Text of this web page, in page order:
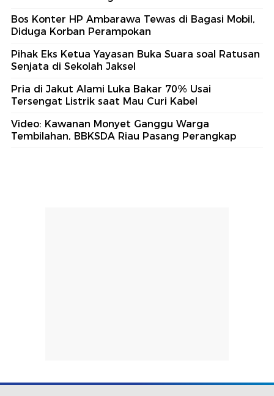
Bos Konter HP Ambarawa Tewas di Bagasi Mobil,
Diduga Korban Perampokan
Pihak Eks Ketua Yayasan Buka Suara soal Ratusan
Senjata di Sekolah Jaksel
Pria di Jakut Alami Luka Bakar 70% Usai
Tersengat Listrik saat Mau Curi Kabel
Video: Kawanan Monyet Ganggu Warga
Tembilahan, BBKSDA Riau Pasang Perangkap